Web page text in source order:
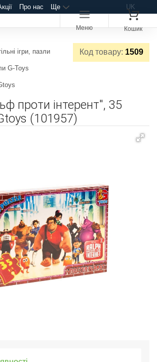
Про нас Ще UK
Меню Кошик
Код товару: 1509
ігри, пазли
G-Toys
проти інтерент", 35
(101957)